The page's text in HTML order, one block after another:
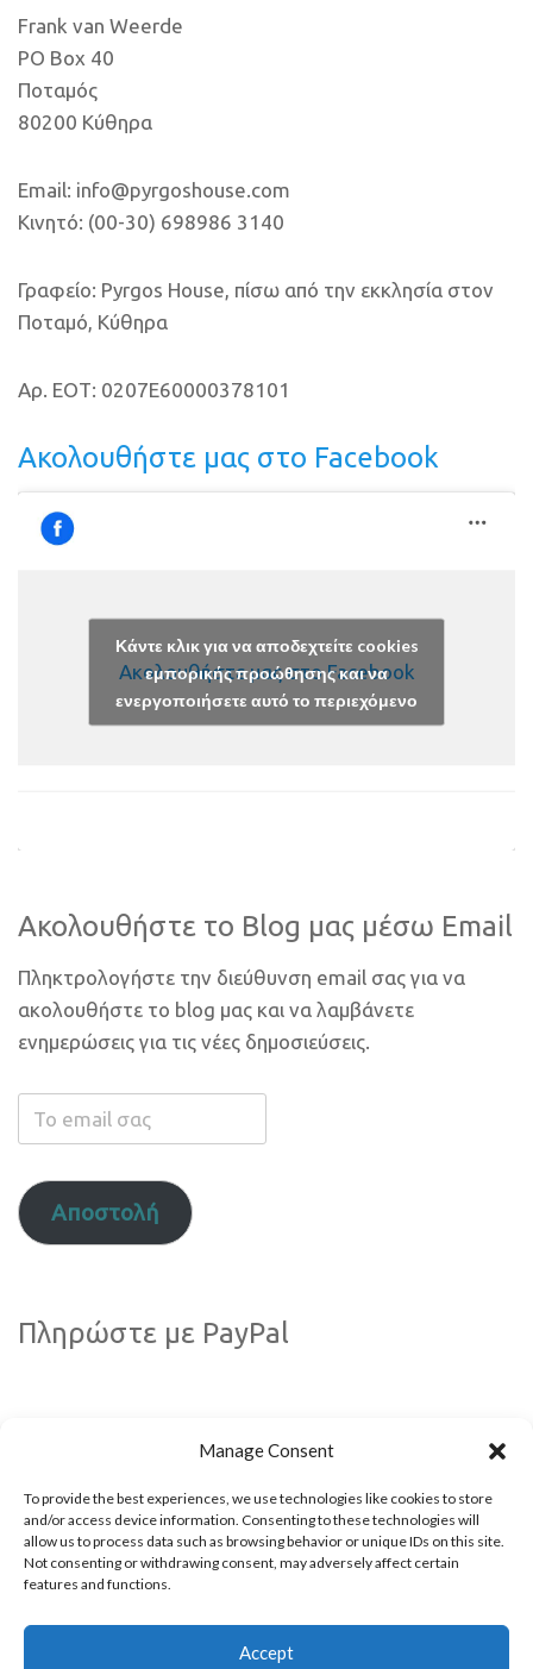
Manage Consent
To provide the best experiences, we use technologies like cookies to store
and/or access device information. Consenting to these technologies will
allow us to process data such as browsing behavior or unique IDs on this site.
Not consenting or withdrawing consent, may adversely affect certain
features and functions.
Accept
Frank van Weerde
PO Box 40
Ποταμός
80200 Κύθηρα
Email: info@pyrgoshouse.com
Κινητό: (00-30) 698986 3140
Γραφείο: Pyrgos House, πίσω από την εκκλησία στον
Ποταμό, Κύθηρα
Αρ. ΕΟΤ: 0207E60000378101
Ακολουθήστε μας στο Facebook
Ακολουθήστε μας στο Facebook
Κάντε κλικ για να αποδεχτείτε cookies
εμπορικής προώθησης και να
ενεργοποιήσετε αυτό το περιεχόμενο
Ακολουθήστε το Blog μας μέσω Email
Πληκτρολογήστε την διεύθυνση email σας για να
ακολουθήστε το blog μας και να λαμβάνετε
ενημερώσεις για τις νέες δημοσιεύσεις.
Το
email
Αποστολή
Πληρώστε με PayPal
Ακολουθήστε μας!